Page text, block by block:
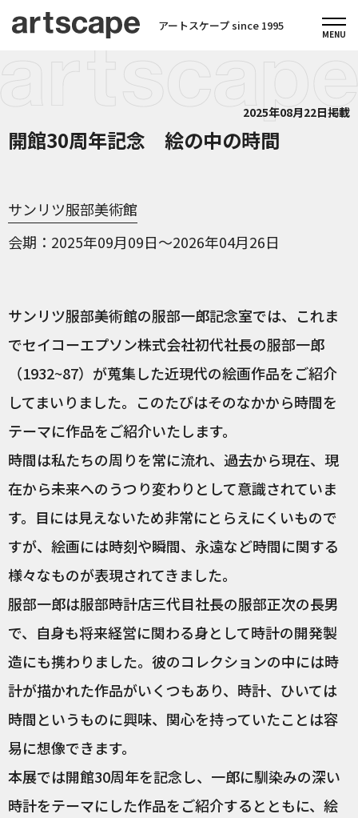
アートスケープ since 1995
2025年08月22日掲載
開館30周年記念 絵の中の時間
サンリツ服部美術館
会期
2025年09月09日～2026年04月26日
サンリツ服部美術館の服部一郎記念室では、これま
でセイコーエプソン株式会社初代社長の服部一郎
（1932~87）が蒐集した近現代の絵画作品をご紹介
してまいりました。このたびはそのなかから時間を
テーマに作品をご紹介いたします。
時間は私たちの周りを常に流れ、過去から現在、現
在から未来へのうつり変わりとして意識されていま
す。目には見えないため非常にとらえにくいもので
すが、絵画には時刻や瞬間、永遠など時間に関する
様々なものが表現されてきました。
服部一郎は服部時計店三代目社長の服部正次の長男
で、自身も将来経営に関わる身として時計の開発製
造にも携わりました。彼のコレクションの中には時
計が描かれた作品がいくつもあり、時計、ひいては
時間というものに興味、関心を持っていたことは容
易に想像できます。
本展では開館30周年を記念し、一郎に馴染みの深い
時計をテーマにした作品をご紹介するとともに、絵